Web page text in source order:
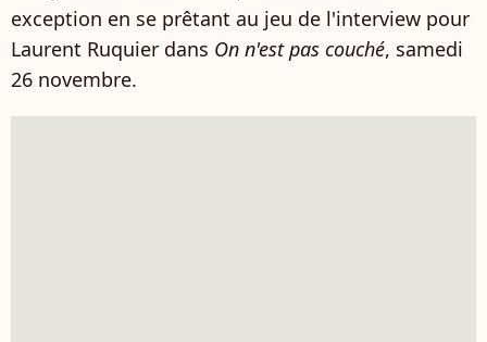
exception en se prêtant au jeu de l'interview pour
Laurent Ruquier dans On n'est pas couché, samedi
26 novembre.